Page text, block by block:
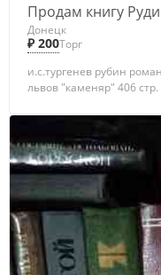
Продам книгу
Донецк
₽ 200Торг
и.с.тургенев рубин
львов "каменяр" 406